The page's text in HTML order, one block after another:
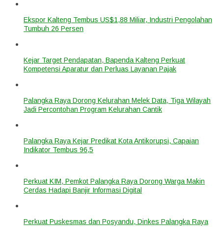
Ekspor Kalteng Tembus US$1,88 Miliar, Industri Pengolahan
Tumbuh 26 Persen
Kejar Target Pendapatan, Bapenda Kalteng Perkuat
Kompetensi Aparatur dan Perluas Layanan Pajak
Palangka Raya Dorong Kelurahan Melek Data, Tiga Wilayah
Jadi Percontohan Program Kelurahan Cantik
Palangka Raya Kejar Predikat Kota Antikorupsi, Capaian
Indikator Tembus 96,5
Perkuat KIM, Pemkot Palangka Raya Dorong Warga Makin
Cerdas Hadapi Banjir Informasi Digital
Perkuat Puskesmas dan Posyandu, Dinkes Palangka Raya